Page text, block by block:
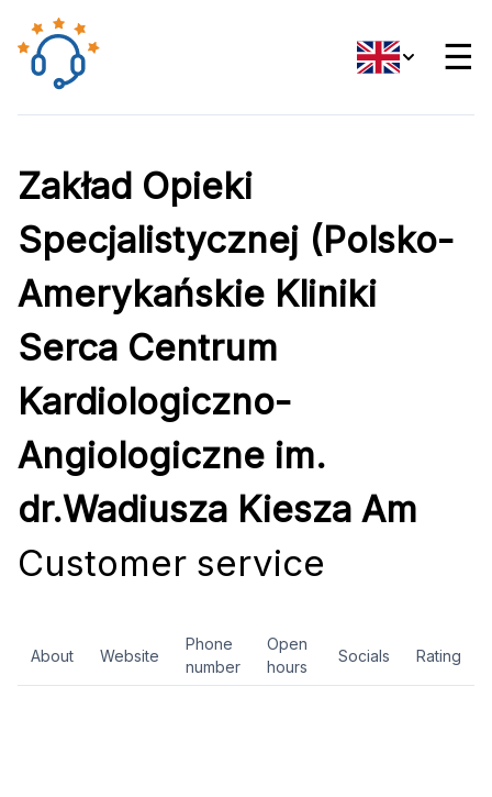
☰
Zakład Opieki
Specjalistycznej (Polsko-
Amerykańskie Kliniki
Serca Centrum
Kardiologiczno-
Angiologiczne im.
dr.Wadiusza Kiesza Am
Customer service
About Website
Phone
number
Open
hours
Socials Rating